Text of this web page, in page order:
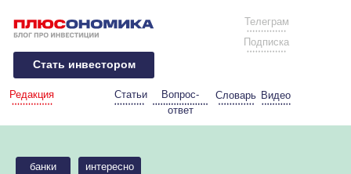
Статьи
Вопрос-
ответ
Словарь
Редакция
Телеграм
Подписка
Стать инвестором
Видео
банки интересно